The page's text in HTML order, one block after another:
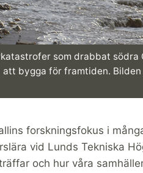
som drabbat
bygga för framtiden.
forskningsfokus i
vid Lunds Tekniska
och hur våra